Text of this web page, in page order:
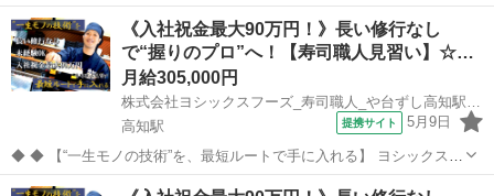
ーズが運営する寿司居酒屋「や台ずし」では、 鮮魚の一部を加工済み
の状態で仕入れることで仕込みの負担を大幅に削減しています。 入社
後は余計な工程に時間...
高知 高知市 その他
《入社祝金最大90万円！》長い修行なし
で“握りのプロ”へ！【寿司職人見習い】☆…
月給305,000円
高知駅
提携サイト 5月9日
◆ ◆ 【“一生モノの技術”を、最短ルートで手に入れる】 ヨシックスフ
ーズが運営する寿司居酒屋「や台ずし」では、 鮮魚の一部を加工済み
高知 高知市 高知駅 その他